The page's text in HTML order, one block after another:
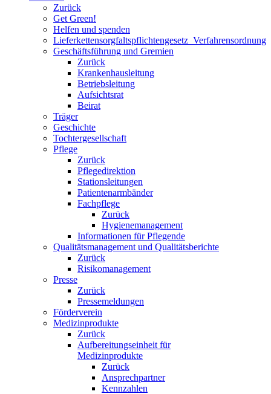
Zurück
Get Green!
Helfen und spenden
Lieferkettensorgfaltspflichtengesetz_Verfahrensordnung
Geschäftsführung und Gremien
Zurück
Krankenhausleitung
Betriebsleitung
Aufsichtsrat
Beirat
Träger
Geschichte
Tochtergesellschaft
Pflege
Zurück
Pflegedirektion
Stationsleitungen
Patientenarmbänder
Fachpflege
Zurück
Hygienemanagement
Informationen für Pflegende
Qualitätsmanagement und Qualitätsberichte
Zurück
Risikomanagement
Presse
Zurück
Pressemeldungen
Förderverein
Medizinprodukte
Zurück
Aufbereitungseinheit für
Medizinprodukte
Zurück
Ansprechpartner
Kennzahlen